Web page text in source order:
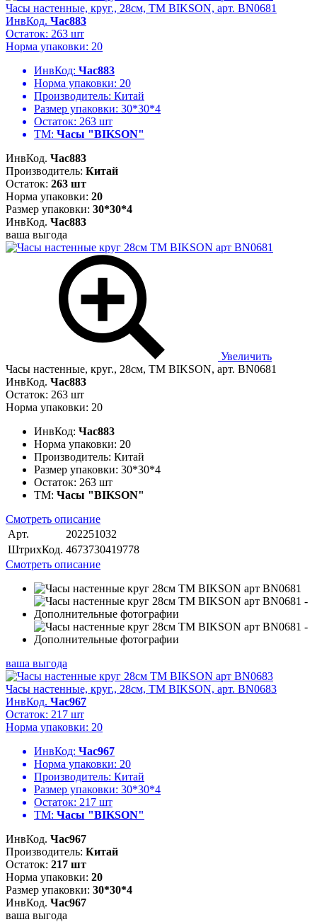
Часы настенные, круг., 28см, ТМ BIKSON, арт. BN0681
ИнвКод. Час883
Остаток: 263 шт
Норма упаковки: 20
ИнвКод: Час883
Норма упаковки: 20
Производитель: Китай
Размер упаковки: 30*30*4
Остаток: 263 шт
ТМ: Часы "BIKSON"
ИнвКод. Час883
Производитель: Китай
Остаток: 263 шт
Норма упаковки: 20
Размер упаковки: 30*30*4
ИнвКод. Час883
ваша выгода
Увеличить
Часы настенные, круг., 28см, ТМ BIKSON, арт. BN0681
ИнвКод. Час883
Остаток: 263 шт
Норма упаковки: 20
ИнвКод: Час883
Норма упаковки: 20
Производитель: Китай
Размер упаковки: 30*30*4
Остаток: 263 шт
ТМ: Часы "BIKSON"
Смотреть описание
Арт.
202251032
ШтрихКод. 4673730419778
Смотреть описание
ваша выгода
Часы настенные, круг., 28см, ТМ BIKSON, арт. BN0683
ИнвКод. Час967
Остаток: 217 шт
Норма упаковки: 20
ИнвКод: Час967
Норма упаковки: 20
Производитель: Китай
Размер упаковки: 30*30*4
Остаток: 217 шт
ТМ: Часы "BIKSON"
ИнвКод. Час967
Производитель: Китай
Остаток: 217 шт
Норма упаковки: 20
Размер упаковки: 30*30*4
ИнвКод. Час967
ваша выгода